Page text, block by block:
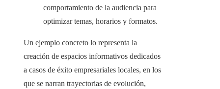
comportamiento de la audiencia para
optimizar temas, horarios y formatos.
Un ejemplo concreto lo representa la
creación de espacios informativos dedicados
a casos de éxito empresariales locales, en los
que se narran trayectorias de evolución,